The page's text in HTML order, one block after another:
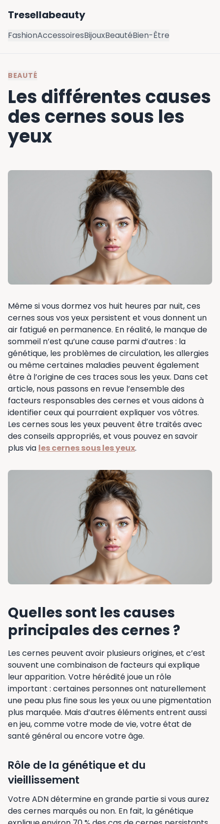
Tresellabeauty
FashionAccessoiresBijouxBeautéBien-Être
BEAUTÉ
Les différentes causes
des cernes sous les
yeux
Même si vous dormez vos huit heures par nuit, ces
cernes sous vos yeux persistent et vous donnent un
air fatigué en permanence. En réalité, le manque de
sommeil n’est qu’une cause parmi d’autres : la
génétique, les problèmes de circulation, les allergies
ou même certaines maladies peuvent également
être à l’origine de ces traces sous les yeux. Dans cet
article, nous passons en revue l’ensemble des
facteurs responsables des cernes et vous aidons à
identifier ceux qui pourraient expliquer vos vôtres.
Les cernes sous les yeux peuvent être traités avec
des conseils appropriés, et vous pouvez en savoir
plus via les cernes sous les yeux.
Quelles sont les causes
principales des cernes ?
Les cernes peuvent avoir plusieurs origines, et c’est
souvent une combinaison de facteurs qui explique
leur apparition. Votre hérédité joue un rôle
important : certaines personnes ont naturellement
une peau plus fine sous les yeux ou une pigmentation
plus marquée. Mais d’autres éléments entrent aussi
en jeu, comme votre mode de vie, votre état de
santé général ou encore votre âge.
Rôle de la génétique et du
vieillissement
Votre ADN détermine en grande partie si vous aurez
des cernes marqués ou non. En fait, la génétique